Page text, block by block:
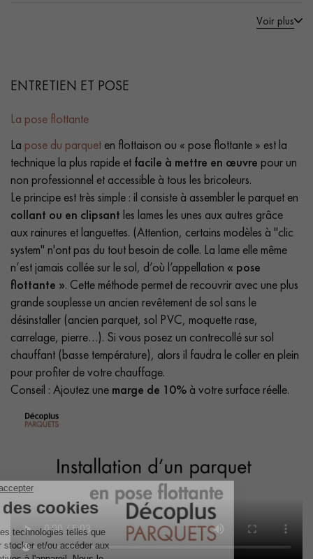
Voir plus
ENTRETIEN ET POSE
La pose flottante
La pose du parquet en flottaison ou « pose flottante » est la
technique la plus rapide et facile à mettre en œuvre pour un
non professionnel et accessible à tous les bricoleurs.
Le principe est très simple : il consiste à assembler le parquet en
collant ou en clipsant les lames les unes aux autres grâce
aux rainures et languettes. (Attention, certains modèles à "clic
system" n'ont pas du tout besoin de colle. La lame elle même
n’est jamais collée sur le sol, d’où l’appellation « pose
flottante ». Cette méthode permet de recouvrir avec une plus
grande souplesse un ancien revêtement de sol sans le
désinstaller (ancien parquet, sol PVC, moquette rase,
carrelage, pierre…). Si vous posez un contrecollé sur sol
chauffant (basse température), alors il faudra le coller en plein
pour profiter de votre chauffage.
Conseil : Ajoutez une marge de 10% à votre surface réelle.